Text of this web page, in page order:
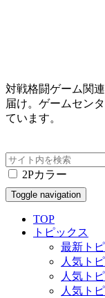
対戦格闘ゲーム関
届け。ゲームセン
ています。
2Pカラー
Toggle navigation
TOP
トピックス
最新ト
人気ト
人気ト
人気ト